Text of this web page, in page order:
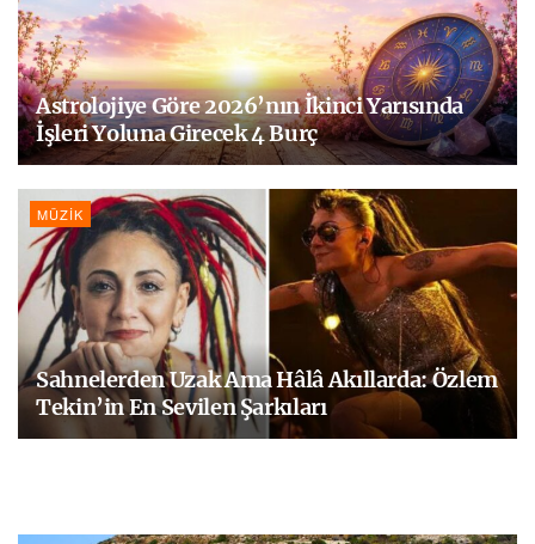
Astrolojiye Göre 2026’nın İkinci Yarısında
İşleri Yoluna Girecek 4 Burç
MÜZIK
Sahnelerden Uzak Ama Hâlâ Akıllarda: Özlem
Tekin’in En Sevilen Şarkıları